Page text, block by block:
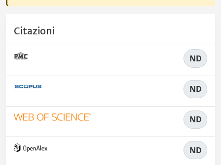
Citazioni
ND
ND
ND
ND